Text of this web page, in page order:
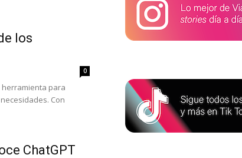
los
0
para
Con
ChatGPT